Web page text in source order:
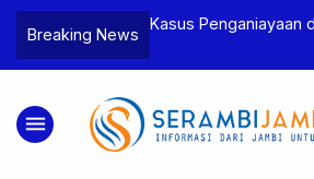
Breaking News
BPD, Polres
Tersangka
Polres Tebo Ungkap
Dua Pelaku
menu